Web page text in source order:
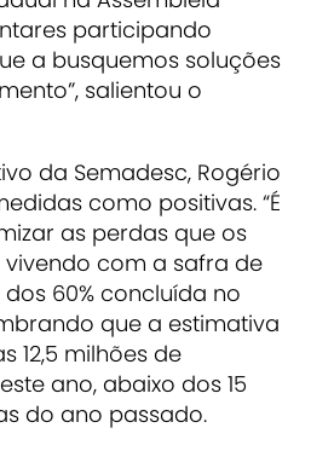
participando
a busquemos soluções
salientou o
da Semadesc, Rogério
como positivas. “É
as perdas que os
com a safra de
60% concluída no
que a estimativa
12,5 milhões de
ano, abaixo dos 15
do ano passado.